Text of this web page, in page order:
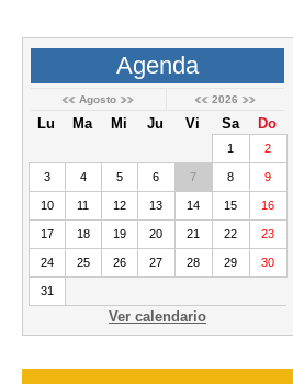
Agenda
Agosto 2026
Lu Ma Mi Ju Vi Sa Do
1 2
3 4 5 6 7 8 9
10 11 12 13 14 15 16
17 18 19 20 21 22 23
24 25 26 27 28 29 30
31
Ver calendario